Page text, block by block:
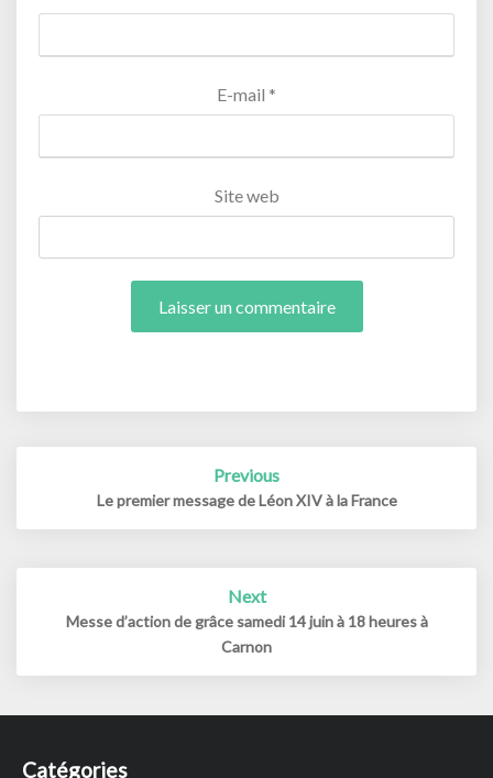
E-mail *
Site web
Previous
Le premier message de Léon XIV à la France
Next
Messe d’action de grâce samedi 14 juin à 18 heures à
Carnon
Catégories